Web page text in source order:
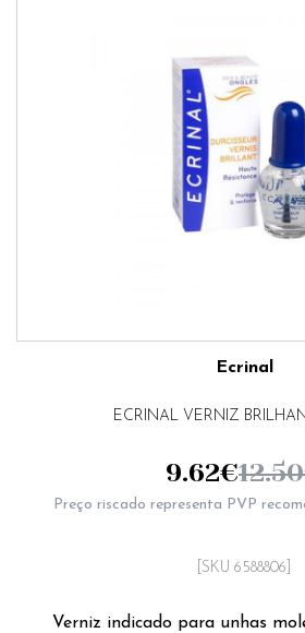
Ecrinal
ECRINAL VERNIZ
Verniz indicado para unhas
[SKU 6588806]
9.62€12.50
Preço riscado representa PVP